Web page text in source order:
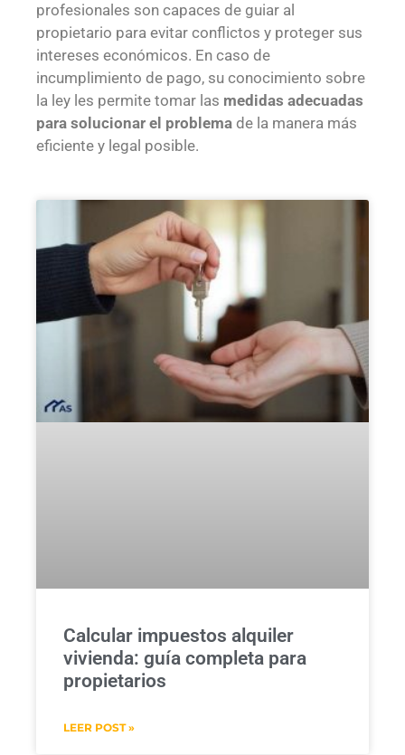
profesionales son capaces de guiar al
propietario para evitar conflictos y proteger sus
intereses económicos. En caso de
incumplimiento de pago, su conocimiento sobre
la ley les permite tomar las medidas adecuadas
para solucionar el problema de la manera más
eficiente y legal posible.
Calcular impuestos alquiler
vivienda: guía completa para
propietarios
LEER POST »